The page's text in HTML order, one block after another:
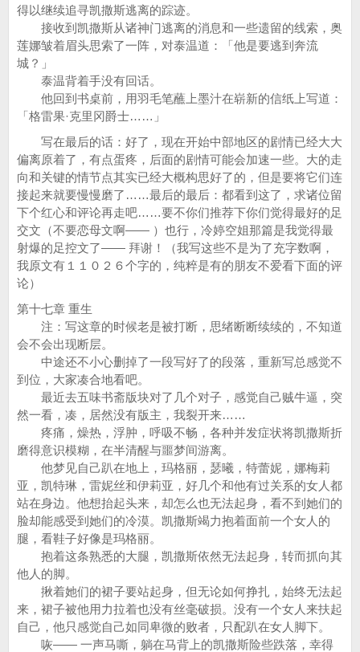
得以继续追寻凯撒斯逃离的踪迹。
接收到凯撒斯从诸神门逃离的消息和一些遗留的线索，奥
莲娜皱着眉头思索了一阵，对泰温道：「他是要逃到奔流
城？」
泰温背着手没有回话。
他回到书桌前，用羽毛笔蘸上墨汁在崭新的信纸上写道：
「格雷果·克里冈爵士……」
写在最后的话：好了，现在开始中部地区的剧情已经大大
偏离原着了，有点蛋疼，后面的剧情可能会加速一些。大的走
向和关键的情节点其实已经大概构思好了的，但是要将它们连
接起来就要慢慢磨了……最后的最后：都看到这了，求诸位留
下个红心和评论再走吧……要不你们推荐下你们觉得最好的足
交文（不要恋母文啊—— ）也行，冷婷空姐那篇是我觉得最
射爆的足控文了—— 拜谢！（我写这些不是为了充字数啊，
我原文有１１０２６个字的，纯粹是有的朋友不爱看下面的评
论）
第十七章 重生
注：写这章的时候老是被打断，思绪断断续续的，不知道
会不会出现断层。
中途还不小心删掉了一段写好了的段落，重新写总感觉不
到位，大家凑合地看吧。
最近去五味书斋版块对了几个对子，感觉自己贼牛逼，突
然一看，凑，居然没有版主，我裂开来……
疼痛，燥热，浮肿，呼吸不畅，各种并发症状将凯撒斯折
磨得意识模糊，在半清醒与噩梦间游离。
他梦见自己趴在地上，玛格丽，瑟曦，特蕾妮，娜梅莉
亚，凯特琳，雷妮丝和伊莉亚，好几个和他有过关系的女人都
站在身边。他想抬起头来，却怎么也无法起身，看不到她们的
脸却能感受到她们的冷漠。凯撒斯竭力抱着面前一个女人的
腿，看鞋子好像是玛格丽。
抱着这条熟悉的大腿，凯撒斯依然无法起身，转而抓向其
他人的脚。
揪着她们的裙子要站起身，但无论如何挣扎，始终无法起
来，裙子被他用力拉着也没有丝毫破损。没有一个女人来扶起
自己，他只感觉自己如同卑微的败者，只配趴在女人脚下。
咴—— 一声马嘶，躺在马背上的凯撒斯险些跌落，幸得